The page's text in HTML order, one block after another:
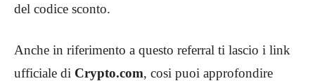
del codice sconto.
Anche in riferimento a questo referral ti lascio i link
ufficiale di Crypto.com, cosi puoi approfondire